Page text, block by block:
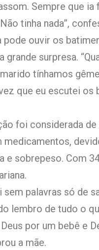
Sempre que ia
tinha nada”,
pode ouvir os
grande surpresa.
tínhamos
que eu escutei os
foi considerada
e sobrepeso. Com
sem palavras só de
lembro de tudo o
por um bebê e
a mãe.